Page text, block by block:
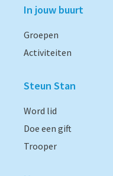
In jouw buurt
Groepen
Activiteiten
Steun Stan
Word lid
Doe een gift
Trooper